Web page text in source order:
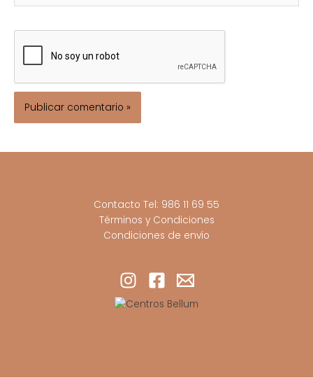
Contacto Tel: 986 11 69 55
Términos y Condiciones
Condiciones de envío